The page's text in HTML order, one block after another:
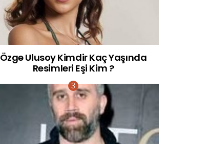
Özge Ulusoy Kimdir Kaç Yaşında
Resimleri Eşi Kim ?